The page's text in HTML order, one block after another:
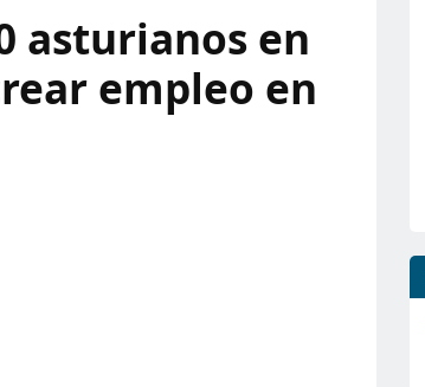
asturianos en
empleo en